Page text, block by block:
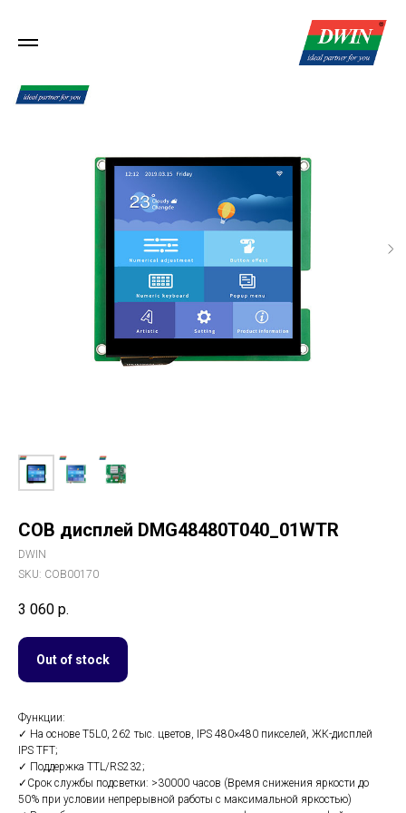
COB дисплей DMG48480T040_01WTR
DWIN
SKU: COB00170
3 060 р.
Out of stock
Функции:
✓ На основе T5L0, 262 тыс. цветов, IPS 480×480 пикселей, ЖК-дисплей
IPS TFT;
✓ Поддержка TTL/RS232;
✓Срок службы подсветки: >30000 часов (Время снижения яркости до
50% при условии непрерывной работы с максимальной яркостью)